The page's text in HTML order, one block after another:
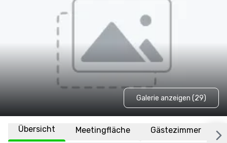
Galerie anzeigen (29)
Übersicht Meetingfläche Gästezimmer